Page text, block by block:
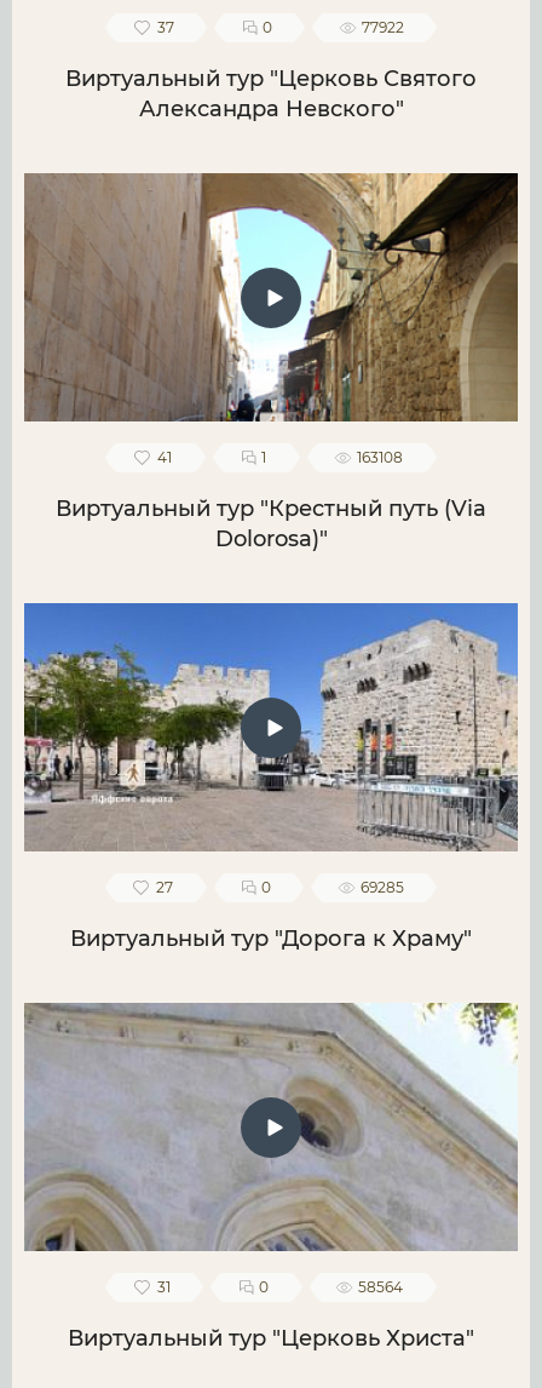
37 0 77922
Виртуальный тур "Церковь Святого
Александра Невского"
41 1 163108
Виртуальный тур "Крестный путь (Via
Dolorosa)"
27 0 69285
Виртуальный тур "Дорога к Храму"
31 0 58564
Виртуальный тур "Церковь Христа"